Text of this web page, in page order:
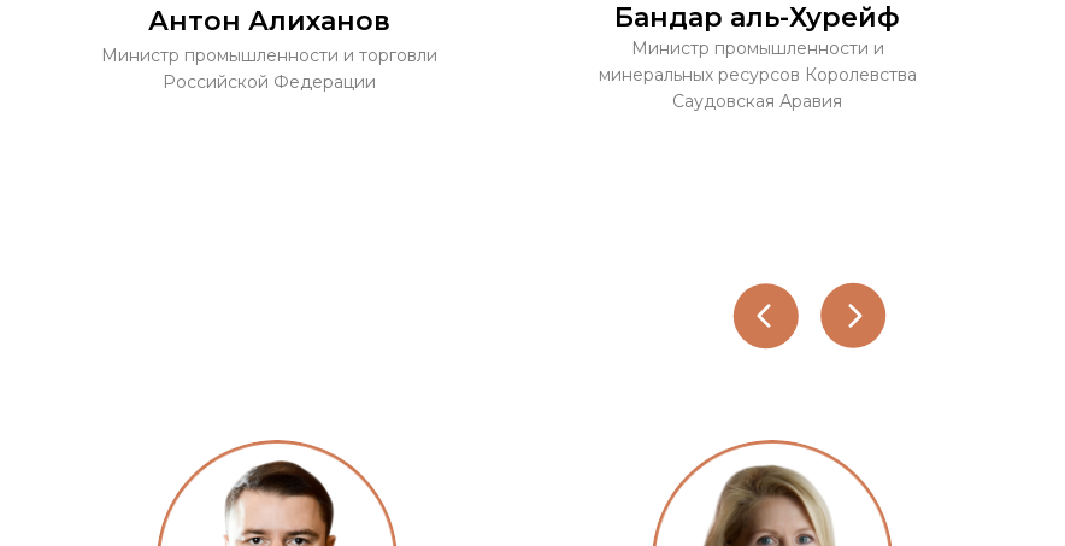
Антон Алиханов
Министр промышленности и торговли
Российской Федерации
Бандар аль-Хурейф
Министр промышленности и
минеральных ресурсов Королевства
Саудовская Аравия